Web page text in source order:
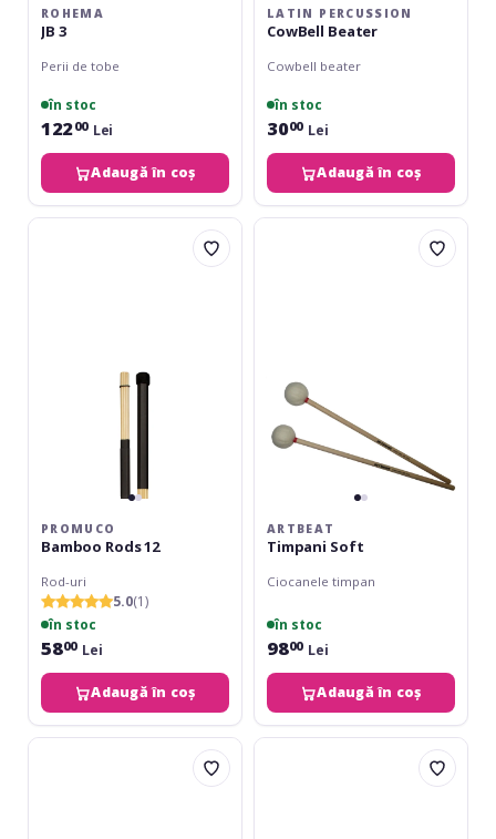
ROHEMA
JB 3
Perii de tobe
în stoc
12200 Lei
Adaugă în coș
LATIN PERCUSSION
CowBell Beater
Cowbell beater
în stoc
3000 Lei
Adaugă în coș
Promuco
PROMUCO
Bamboo Rods 12
Rod-uri
5.0(1)
în stoc
5800 Lei
Adaugă în coș
Artbeat
ARTBEAT
Timpani Soft
Ciocanele timpan
în stoc
9800 Lei
Adaugă în coș
Promuco
Rohema